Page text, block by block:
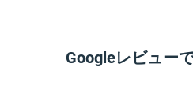
Googleレビュー